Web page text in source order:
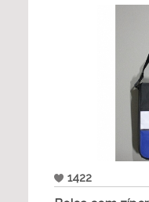
1422